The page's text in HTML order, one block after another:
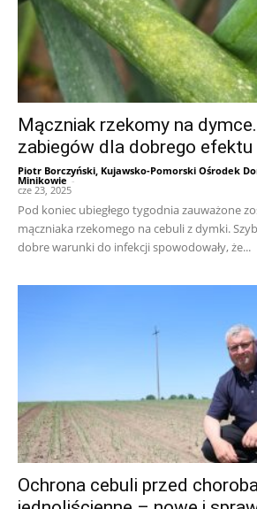
Mączniak rzekomy na
zabiegów dla dobrego efektu
Piotr Borczyński, Kujawsko-Pomorski Ośrodek
Minikowie -
cze 23, 2025
Pod koniec ubiegłego tygodnia zauważone
mączniaka rzekomego na cebuli z dymki.
dobre warunki do infekcji spowodowały, że...
Ochrona cebuli przed